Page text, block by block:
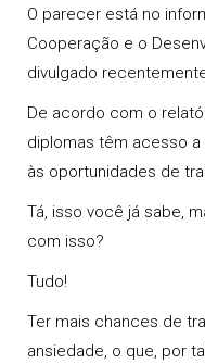
O parecer está no
Cooperação e o
divulgado
De acordo com o
diplomas têm acesso a
às oportunidades de
Tá, isso você já sabe,
com isso?
Tudo!
Ter mais chances de
ansiedade, o que, por